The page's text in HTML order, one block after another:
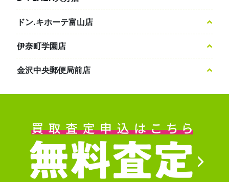
ドン.キホーテ富山店
伊奈町学園店
金沢中央郵便局前店